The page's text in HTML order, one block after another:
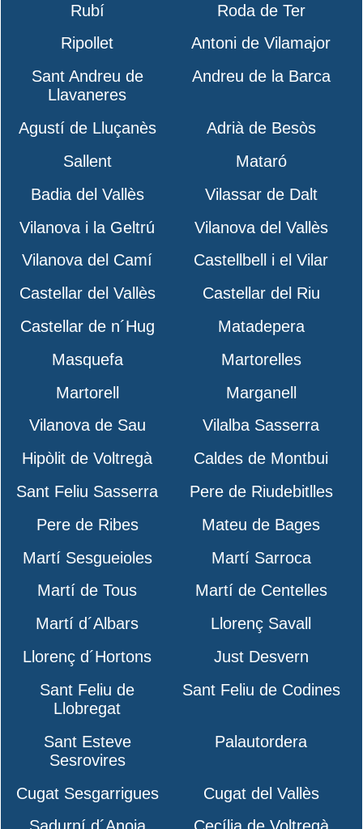
Rubí
Roda de Ter
Ripollet
Antoni de Vilamajor
Sant Andreu de
Llavaneres
Andreu de la Barca
Agustí de Lluçanès
Adrià de Besòs
Sallent
Mataró
Badia del Vallès
Vilassar de Dalt
Vilanova i la Geltrú
Vilanova del Vallès
Vilanova del Camí
Castellbell i el Vilar
Castellar del Vallès
Castellar del Riu
Castellar de n´Hug
Matadepera
Masquefa
Martorelles
Martorell
Marganell
Vilanova de Sau
Vilalba Sasserra
Hipòlit de Voltregà
Caldes de Montbui
Sant Feliu Sasserra
Pere de Riudebitlles
Pere de Ribes
Mateu de Bages
Martí Sesgueioles
Martí Sarroca
Martí de Tous
Martí de Centelles
Martí d´Albars
Llorenç Savall
Llorenç d´Hortons
Just Desvern
Sant Feliu de
Llobregat
Sant Feliu de Codines
Sant Esteve
Sesrovires
Palautordera
Cugat Sesgarrigues
Cugat del Vallès